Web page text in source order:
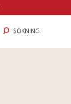
SÖKNING